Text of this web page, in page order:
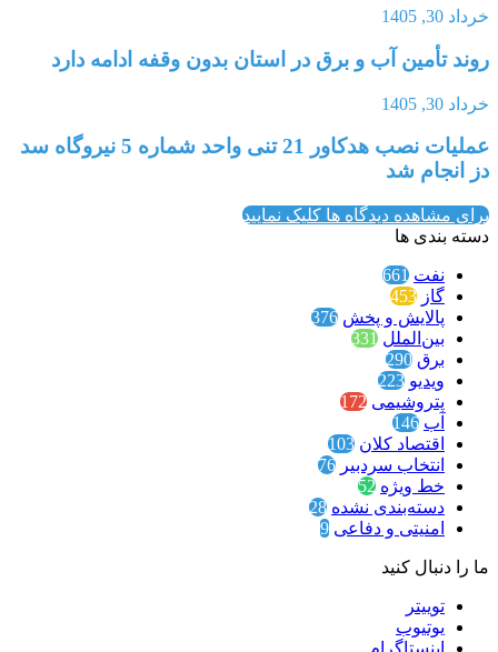
خرداد 30, 1405
روند تأمین آب و برق در استان بدون وقفه ادامه دارد
خرداد 30, 1405
عملیات نصب هدکاور 21 تنی واحد شماره 5 نیروگاه سد
دز انجام شد
برای مشاهده دیدگاه ها کلیک نمایید
دسته بندی ها
نفت 661
گاز 453
پالایش و پخش 376
بین‌الملل 331
برق 290
ویدیو 223
پتروشیمی 172
آب 146
اقتصاد کلان 103
انتخاب سردبیر 76
خط ویژه 52
دسته‌بندی نشده 28
امنیتی و دفاعی 9
ما را دنبال کنید
توییتر
یوتیوب
اینستاگرام